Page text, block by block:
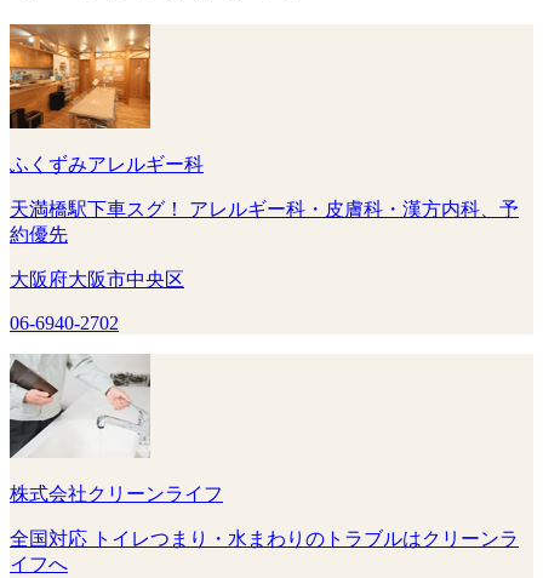
ふくずみアレルギー科
天満橋駅下車スグ！ アレルギー科・皮膚科・漢方内科、予
約優先
大阪府大阪市中央区
06-6940-2702
株式会社クリーンライフ
全国対応 トイレつまり・水まわりのトラブルはクリーンラ
イフへ